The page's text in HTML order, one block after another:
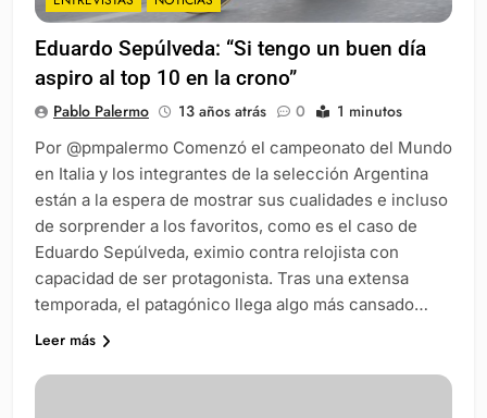
Eduardo Sepúlveda: “Si tengo un buen día
aspiro al top 10 en la crono”
Pablo Palermo 13 años atrás 0 1 minutos
Por @pmpalermo Comenzó el campeonato del Mundo
en Italia y los integrantes de la selección Argentina
están a la espera de mostrar sus cualidades e incluso
de sorprender a los favoritos, como es el caso de
Eduardo Sepúlveda, eximio contra relojista con
capacidad de ser protagonista. Tras una extensa
temporada, el patagónico llega algo más cansado…
Leer más